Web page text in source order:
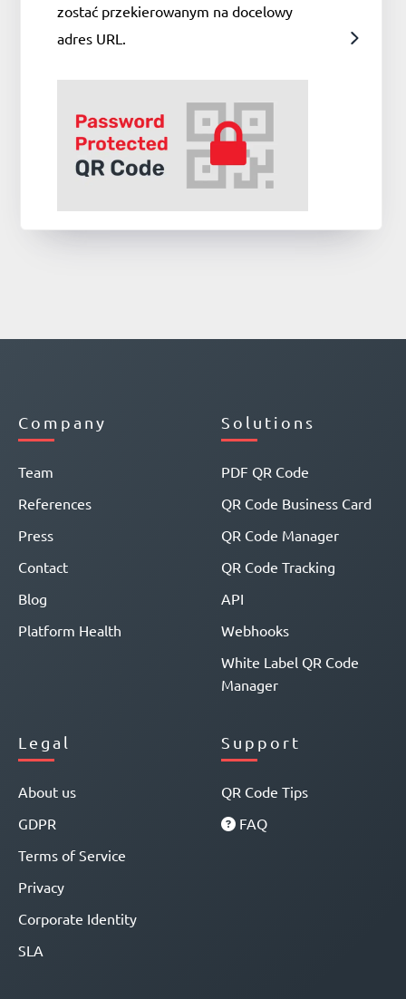
zostać przekierowanym na docelowy
adres URL.
Company
Team
References
Press
Contact
Blog
Platform Health
Solutions
PDF QR Code
QR Code Business Card
QR Code Manager
QR Code Tracking
API
Webhooks
White Label QR Code
Manager
Legal
About us
GDPR
Terms of Service
Privacy
Corporate Identity
SLA
Support
QR Code Tips
FAQ